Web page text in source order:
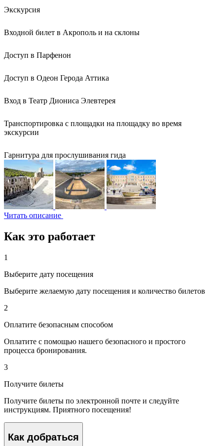
Экскурсия
Входной билет в Акрополь и на склоны
Доступ в Парфенон
Доступ в Одеон Герода Аттика
Вход в Театр Диониса Элевтерея
Транспортировка с площадки на площадку во время
экскурсии
Гарнитура для прослушивания гида
Читать описание
Как это работает
1
Выберите дату посещения
Выберите желаемую дату посещения и количество билетов
2
Оплатите безопасным способом
Оплатите с помощью нашего безопасного и простого
процесса бронирования.
3
Получите билеты
Получите билеты по электронной почте и следуйте
инструкциям. Приятного посещения!
Как добраться